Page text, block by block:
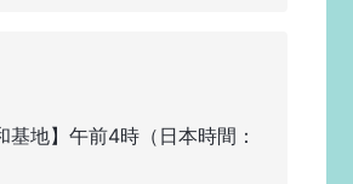
基地】午前4時（日本時間：